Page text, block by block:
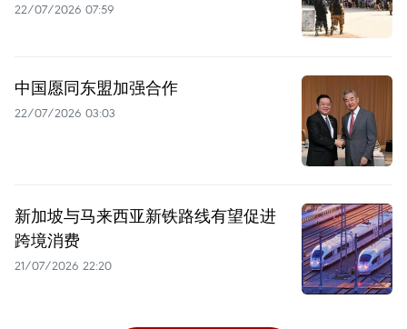
22/07/2026 07:59
中国愿同东盟加强合作
22/07/2026 03:03
新加坡与马来西亚新铁路线有望促进
跨境消费
21/07/2026 22:20